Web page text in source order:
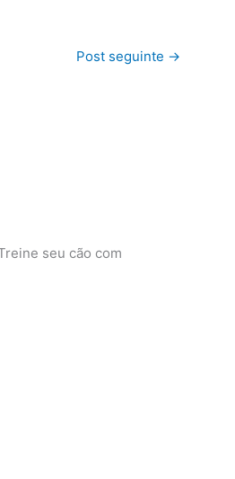
Post seguinte →
seu cão com